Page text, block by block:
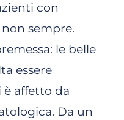
con
non sempre.
le belle
essere
affetto da
Da un